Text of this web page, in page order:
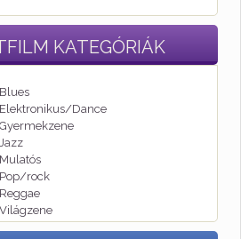
KATEGÓRIÁK
Blues
Elektronikus/Dance
Gyermekzene
Jazz
Mulatós
Pop/rock
Reggae
Világzene